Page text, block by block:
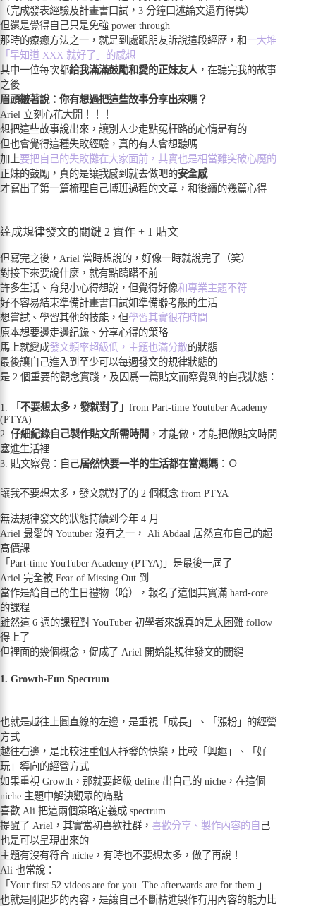
（完成發表經驗及計畫書口試，3 分鐘口述論文還有得獎）
但還是覺得自己只是免強 power through
那時的療癒方法之一，就是到處跟朋友訴說這段經歷，和一大堆
「早知道 XXX 就好了」的感想
其中一位每次都給我滿滿鼓勵和愛的正妹友人 ，在聽完我的故事
之後
眉頭皺著說：你有想過把這些故事分享出來嗎？
Ariel 立刻心花大開！！！
想把這些故事說出來，讓別人少走點冤枉路的心情是有的
但也會覺得這種失敗經驗，真的有人會想聽嗎…
加上要把自己的失敗攤在大家面前，其實也是相當難突破心魔的
正妹的鼓勵，真的是讓我感到就去做吧的安全感
才寫出了第一篇梳理自己博班過程的文章，和後續的幾篇心得
達成規律發文的關鍵 2 實作 + 1 貼文
但寫完之後，Ariel 當時想說的，好像一時就說完了（笑）
對接下來要說什麼，就有點躊躇不前
許多生活、育兒小心得想說，但覺得好像和專業主題不符
好不容易結束準備計畫書口試如準備聯考般的生活
想嘗試、學習其他的技能，但學習其實很花時間
原本想要邊走邊紀錄、分享心得的策略
馬上就變成發文頻率超級低，主題也滿分散的狀態
最後讓自己進入到至少可以每週發文的規律狀態的
是 2 個重要的觀念實踐，及因爲一篇貼文而察覺到的自我狀態：
1. 「不要想太多，發就對了」 from Part-time Youtuber Academy
(PTYA)
2. 仔細紀錄自己製作貼文所需時間 ，才能做，才能把做貼文時間
塞進生活裡
3. 貼文察覺：自己居然快要一半的生活都在當媽媽 ：Ｏ
讓我不要想太多，發文就對了的 2 個概念 from PTYA
無法規律發文的狀態持續到今年 4 月
Ariel 最愛的 Youtuber 沒有之一， Ali Abdaal 居然宣布自己的超
高價課
「Part-time YouTuber Academy (PTYA)」是最後一屆了
Ariel 完全被 Fear of Missing Out 到
當作是給自己的生日禮物（哈），報名了這個其實滿 hard-core
的課程
雖然這 6 週的課程對 YouTuber 初學者來說真的是太困難 follow
得上了
但裡面的幾個概念，促成了 Ariel 開始能規律發文的關鍵
1. Growth-Fun Spectrum
也就是越往上圖直線的左邊，是重視「成長」、「漲粉」的經營
方式
越往右邊，是比較注重個人抒發的快樂，比較「興趣」、「好
玩」導向的經營方式
如果重視 Growth，那就要超級 define 出自己的 niche，在這個
niche 主題中解決觀眾的痛點
喜歡 Ali 把這兩個策略定義成 spectrum
提醒了 Ariel，其實當初喜歡社群， 喜歡分享、製作內容的自 己
也是可以呈現出來的
主題有沒有符合 niche，有時也不要想太多，做了再說！
Ali 也常說：
「Your first 52 videos are for you. The afterwards are for them.」
也就是剛起步的內容，是讓自己不斷精進製作有用內容的能力比